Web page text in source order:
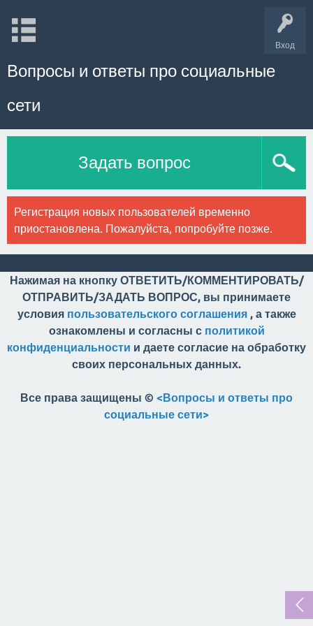
Вход
Вопросы и ответы про социальные
сети
Задать вопрос
Регистрация новых пользователей временно
приостановлена. Пожалуйста, попробуйте позже.
Нажимая на кнопку ОТВЕТИТЬ/КОММЕНТИРОВАТЬ/
ОТПРАВИТЬ/ЗАДАТЬ ВОПРОС, вы принимаете
условия пользовательского соглашения, а также
ознакомлены и согласны с политикой
конфиденциальности и даете согласие на обработку
своих персональных данных.
Все права защищены © <Вопросы и ответы про
социальные сети>